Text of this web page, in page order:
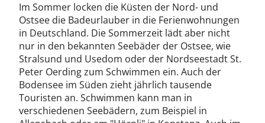
Im Sommer locken die Küsten der Nord- und
Ostsee die Badeurlauber in die Ferienwohnungen
in Deutschland. Die Sommerzeit lädt aber nicht
nur in den bekannten Seebäder der Ostsee, wie
Stralsund und Usedom oder der Nordseestadt St.
Peter Oerding zum Schwimmen ein. Auch der
Bodensee im Süden zieht jährlich tausende
Touristen an. Schwimmen kann man in
verschiedenen Seebädern, zum Beispiel in